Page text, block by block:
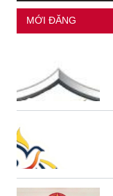
MỚI ĐĂNG